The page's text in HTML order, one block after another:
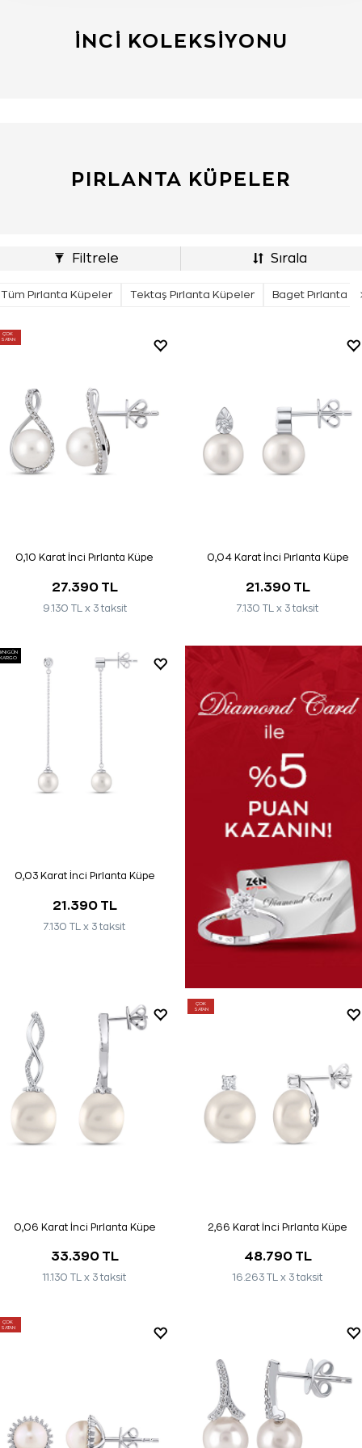
İNCI KOLEKSIYONU
PIRLANTA KÜPELER
Filtrele Sırala
Tüm Pırlanta Küpeler Tektaş Pırlanta Küpeler Baget Pırlanta
ÇOK
SATAN
0,10 Karat İnci Pırlanta Küpe
27.390 TL
9.130 TL x 3 taksit
0,04 Karat İnci Pırlanta Küpe
21.390 TL
7.130 TL x 3 taksit
GÜN
0,03 Karat İnci Pırlanta Küpe
21.390 TL
7.130 TL x 3 taksit
0,06 Karat İnci Pırlanta Küpe
33.390 TL
11.130 TL x 3 taksit
ÇOK
SATAN
2,66 Karat İnci Pırlanta Küpe
48.790 TL
16.263 TL x 3 taksit
ÇOK
SATAN